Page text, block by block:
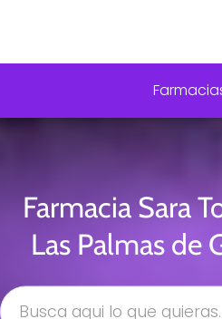
Farmacia Sara
Las Palmas de